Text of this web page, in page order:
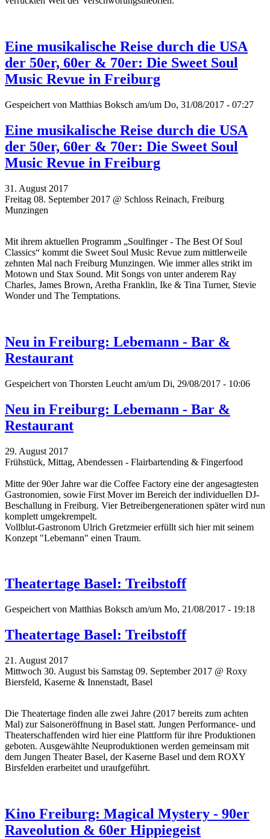
Eine musikalische Reise durch die USA
der 50er, 60er & 70er: Die Sweet Soul
Music Revue in Freiburg
Gespeichert von Matthias Boksch am/um Do, 31/08/2017 - 07:27
Eine musikalische Reise durch die USA
der 50er, 60er & 70er: Die Sweet Soul
Music Revue in Freiburg
31. August 2017
Freitag 08. September 2017 @ Schloss Reinach, Freiburg
Munzingen
Mit ihrem aktuellen Programm „Soulfinger - The Best Of Soul
Classics“ kommt die Sweet Soul Music Revue zum mittlerweile
zehnten Mal nach Freiburg Munzingen. Wie immer alles strikt im
Motown und Stax Sound. Mit Songs von unter anderem Ray
Charles, James Brown, Aretha Franklin, Ike & Tina Turner, Stevie
Wonder und The Temptations.
Neu in Freiburg: Lebemann - Bar &
Restaurant
Gespeichert von Thorsten Leucht am/um Di, 29/08/2017 - 10:06
Neu in Freiburg: Lebemann - Bar &
Restaurant
29. August 2017
Frühstück, Mittag, Abendessen - Flairbartending & Fingerfood
Mitte der 90er Jahre war die Coffee Factory eine der angesagtesten
Gastronomien, sowie First Mover im Bereich der individuellen DJ-
Beschallung in Freiburg. Vier Betreibergenerationen später wird nun
komplett umgekrempelt.
Vollblut-Gastronom Ulrich Gretzmeier erfüllt sich hier mit seinem
Konzept "Lebemann" einen Traum.
Theatertage Basel: Treibstoff
Gespeichert von Matthias Boksch am/um Mo, 21/08/2017 - 19:18
Theatertage Basel: Treibstoff
21. August 2017
Mittwoch 30. August bis Samstag 09. September 2017 @ Roxy
Biersfeld, Kaserne & Innenstadt, Basel
Die Theatertage finden alle zwei Jahre (2017 bereits zum achten
Mal) zur Saisoneröffnung in Basel statt. Jungen Performance- und
Theaterschaffenden wird hier eine Plattform für ihre Produktionen
geboten. Ausgewählte Neuproduktionen werden gemeinsam mit
dem Jungen Theater Basel, der Kaserne Basel und dem ROXY
Birsfelden erarbeitet und uraufgeführt.
Kino Freiburg: Magical Mystery - 90er
Raveolution & 60er Hippiegeist